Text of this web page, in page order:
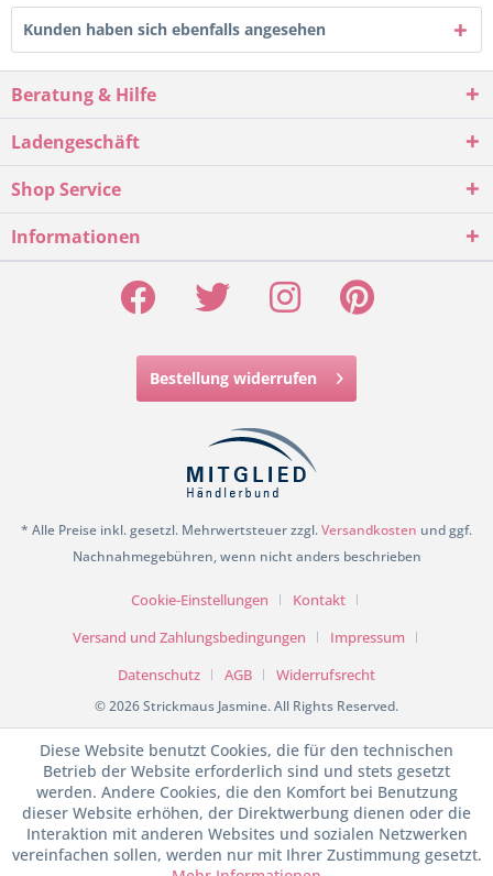
Kunden haben sich ebenfalls angesehen
Beratung & Hilfe
Ladengeschäft
Shop Service
Informationen
Bestellung widerrufen
* Alle Preise inkl. gesetzl. Mehrwertsteuer zzgl.Versandkosten und ggf.
Nachnahmegebühren, wenn nicht anders beschrieben
Cookie-Einstellungen
Kontakt
Versand und Zahlungsbedingungen
Impressum
Datenschutz
AGB Widerrufsrecht
© 2026 Strickmaus Jasmine. All Rights Reserved.
Diese Website benutzt Cookies, die für den technischen
Betrieb der Website erforderlich sind und stets gesetzt
werden. Andere Cookies, die den Komfort bei Benutzung
dieser Website erhöhen, der Direktwerbung dienen oder die
Interaktion mit anderen Websites und sozialen Netzwerken
vereinfachen sollen, werden nur mit Ihrer Zustimmung gesetzt.